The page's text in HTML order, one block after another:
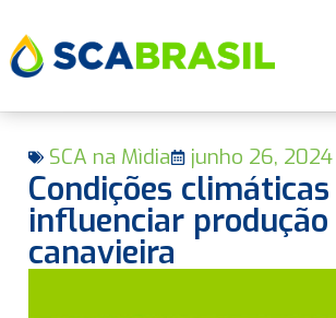
SCA na Mìdia junho 26, 2024
Condições
influenciar produção
canavieira